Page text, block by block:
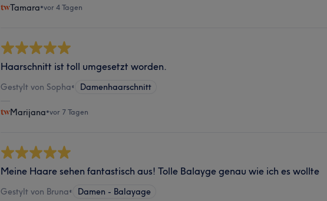
Tamara•vor 4 Tagen
Haarschnitt ist toll umgesetzt worden.
Gestylt von Sopha• Damenhaarschnitt
Marijana•vor 7 Tagen
Meine Haare sehen fantastisch aus! Tolle Balayge genau wie ich es wollte
Gestylt von Bruna• Damen - Balayage